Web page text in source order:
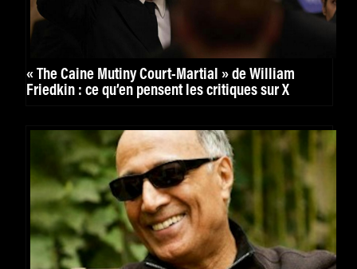
« The Caine Mutiny Court-Martial » de William
Friedkin : ce qu’en pensent les critiques sur X